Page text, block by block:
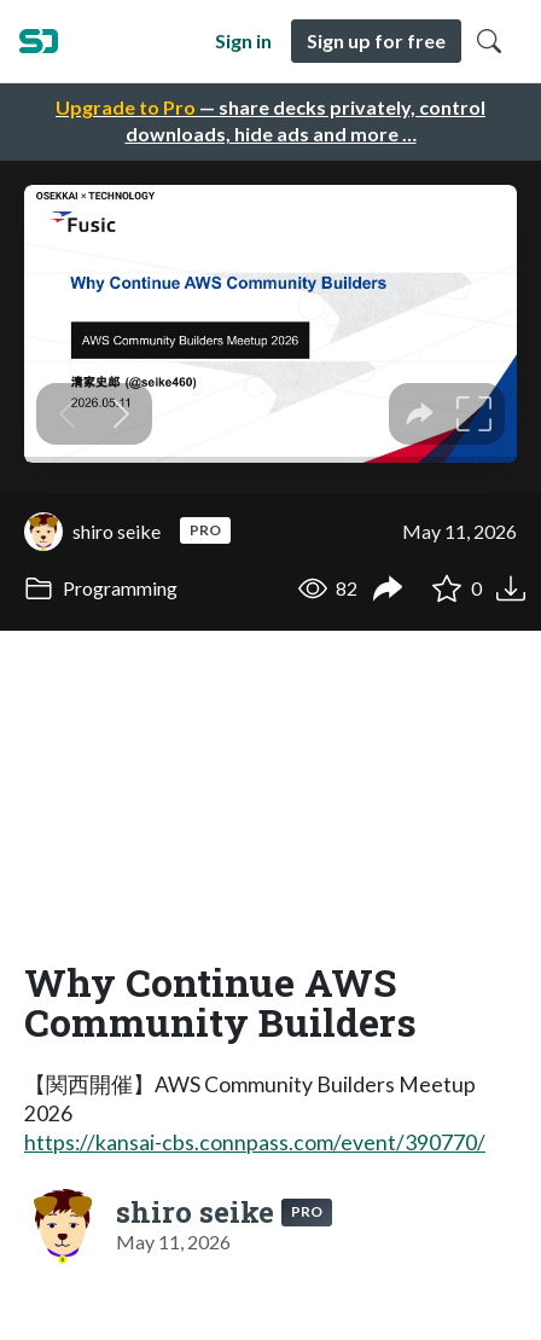
Upgrade to Pro — share decks privately, control
downloads, hide ads and more …
Sign in Sign up for free
shiro seike PRO May 11, 2026
Programming 82 0
Why Continue AWS
Community Builders
【関西開催】AWS Community Builders Meetup
2026
https://kansai-cbs.connpass.com/event/390770/
shiro seike PRO
May 11, 2026